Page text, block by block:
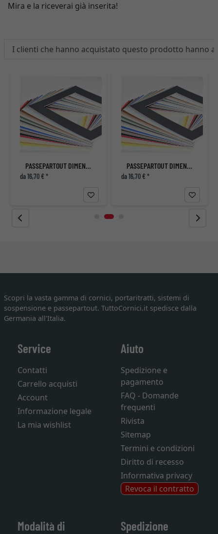
Mira e la riceverai già inserita!
I clienti che hanno acquistato questo prodotto hanno
PASSEPARTOUT DIMENSIONI INTERNE SU MISURA
da 16,70 € *
PASSEPARTOUT DIMENSIONI INTERNE SU MISURA
da 16,70 € *
Scopri la vasta gamma di cornici, portaritratti, sistemi di
sospensione e passepartout. TuttoCornici.it spedisce dalla
Germania all'Italia.
Service
Contatti
Carrello acquisti
Account
Informazione legale
La mia wishlist
Aiuto
Spedizione e
pagamento
FAQ - Domande
frequenti
Rivista
Sitemap
Termini e condizioni
Diritto di recesso
Informativa privacy
Revoca il contratto
Modalità di
Spedizione